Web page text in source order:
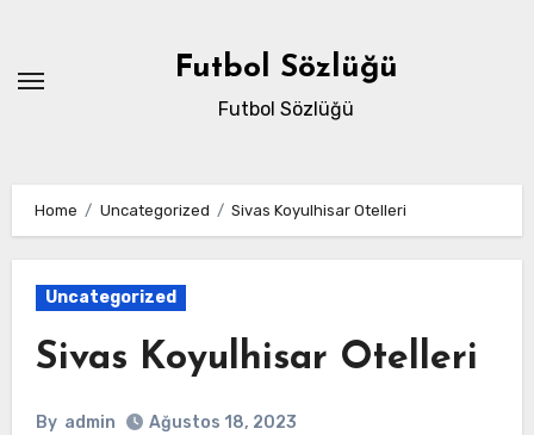
content
Futbol Sözlüğü
Futbol Sözlüğü
Home Uncategorized Sivas Koyulhisar Otelleri
Uncategorized
Sivas Koyulhisar Otelleri
By admin Ağustos 18, 2023